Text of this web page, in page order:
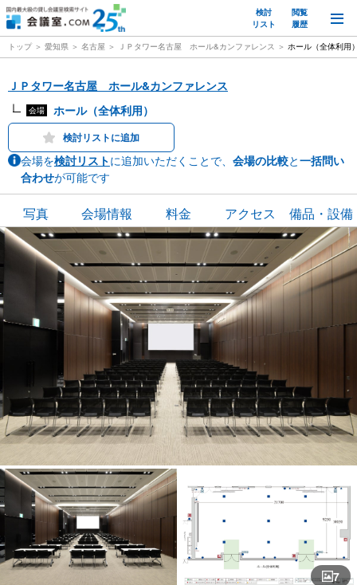
検討
リスト
閲覧
履歴
トップ 愛知県 名古屋 ＪＰタワー名古屋 ホール&カンファレンス ホール（全体利用
ＪＰタワー名古屋 ホール&カンファレンス
会場 ホール（全体利用）
検討リストに追加
会場を検討リストに追加いただくことで、 会場の比較と一括問い
合わせが可能です
写真 会場情報 料金 アクセス 備品・設備
7